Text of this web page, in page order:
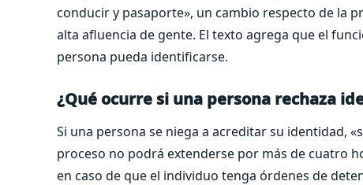
conducir y pasaporte», un cambio respecto de la
alta afluencia de gente. El texto agrega que el
persona pueda identificarse.
¿Qué ocurre si una persona rechaza
Si una persona se niega a acreditar su identidad,
proceso no podrá extenderse por más de cuatro
en caso de que el individuo tenga órdenes de